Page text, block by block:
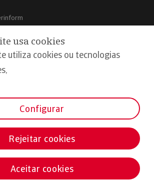
usa cookies
utiliza cookies ou tecnologias
Configurar
Rejeitar cookies
Aceitar cookies